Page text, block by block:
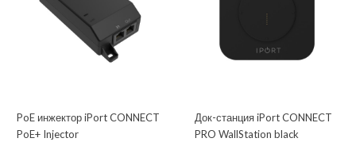
PoE инжектор iPort CONNECT
PoE+ Injector
Док-станция iPort CONNECT
PRO WallStation black